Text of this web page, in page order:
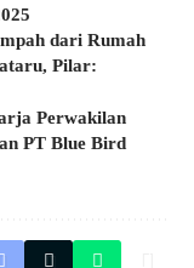
dari Rumah
Pilar:
Perwakilan
PT Blue Bird